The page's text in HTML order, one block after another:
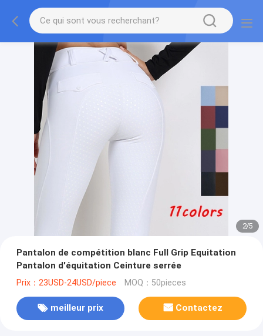
2/5
Pantalon de compétition blanc Full Grip Equitation
Pantalon d'équitation Ceinture serrée
Prix：23USD-24USD/piece MOQ：50pieces
meilleur prix Contactez